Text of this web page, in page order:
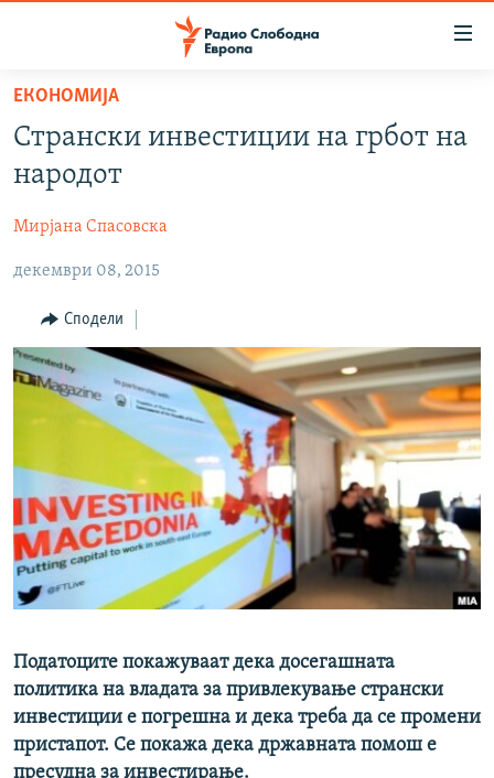
Оди
содржината
Оди
главната
Премини
СВЕТ
ВИЗУЕЛНО
ВЕСТИ
ШТО ТРЕБА ДА ЗНАЕТЕ
ПРИЈАВИ СЕ ЗА ЊУЗЛЕТЕР
ПОДКАСТ ЗОШТО?
СЛЕДЕТЕ НЕ
РСЕ веб страници
ЕКОНОМИЈА
Странски инвестиции на грбот на
народот
Мирјана Спасовска
декември 08, 2015
Сподели
Податоците покажуваат дека досегашната
политика на владата за привлекување странски
инвестиции е погрешна и дека треба да се промени
пристапот. Се покажа дека државната помош е
пресудна за инвестирање.